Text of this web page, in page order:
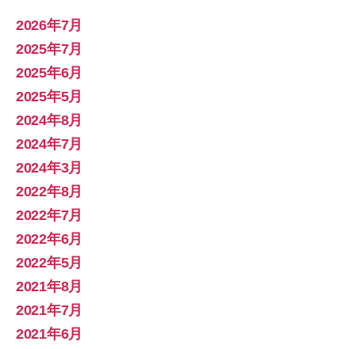
2026年7月
2025年7月
2025年6月
2025年5月
2024年8月
2024年7月
2024年3月
2022年8月
2022年7月
2022年6月
2022年5月
2021年8月
2021年7月
2021年6月